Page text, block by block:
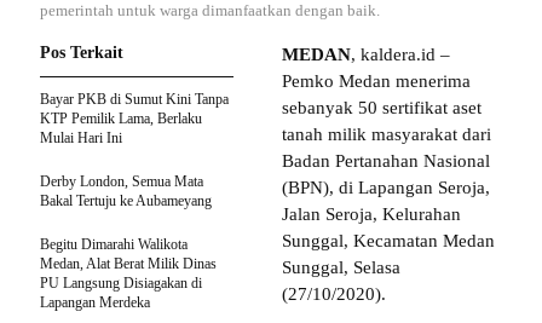
pemerintah untuk warga dimanfaatkan dengan baik.
MEDAN, kaldera.id –
Pemko Medan menerima
sebanyak 50 sertifikat aset
tanah milik masyarakat dari
Badan Pertanahan Nasional
(BPN), di Lapangan Seroja,
Jalan Seroja, Kelurahan
Sunggal, Kecamatan Medan
Sunggal, Selasa
(27/10/2020).
Pos Terkait
Bayar PKB di Sumut Kini Tanpa
KTP Pemilik Lama, Berlaku
Mulai Hari Ini
Derby London, Semua Mata
Bakal Tertuju ke Aubameyang
Begitu Dimarahi Walikota
Medan, Alat Berat Milik Dinas
PU Langsung Disiagakan di
Lapangan Merdeka